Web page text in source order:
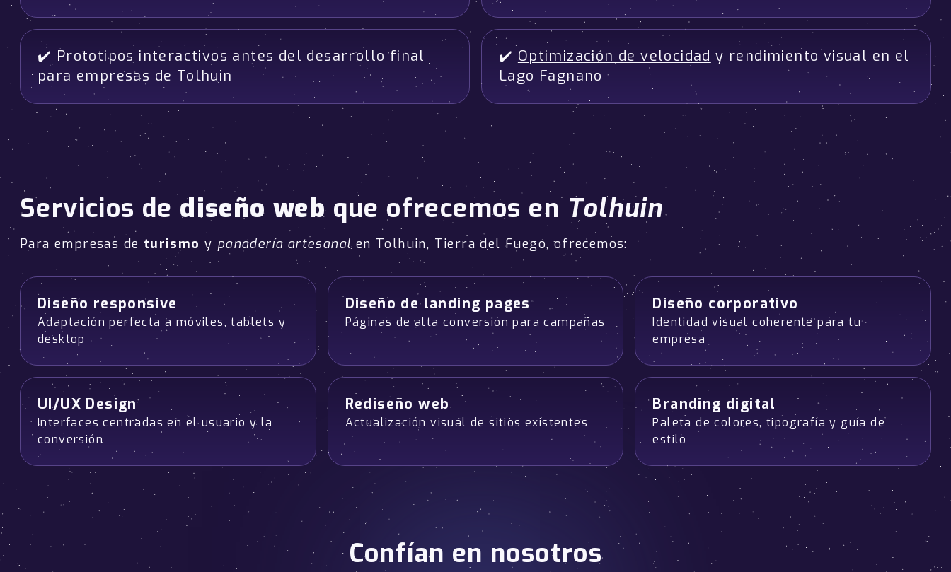
✔️ Prototipos interactivos antes del desarrollo final
para empresas de Tolhuin
✔️ Optimización de velocidad y rendimiento visual en el
Lago Fagnano
Servicios de diseño webque ofrecemos en Tolhuin
Para empresas de turismo y panadería artesanalen Tolhuin, Tierra del Fuego, ofrecemos:
Diseño responsive
Adaptación perfecta a móviles, tablets y
desktop
Diseño de landing pages
Páginas de alta conversión para campañas
Diseño corporativo
Identidad visual coherente para tu
empresa
UI/UX Design
Interfaces centradas en el usuario y la
conversión
Rediseño web
Actualización visual de sitios existentes
Branding digital
Paleta de colores, tipografía y guía de
estilo
Confían en nosotros